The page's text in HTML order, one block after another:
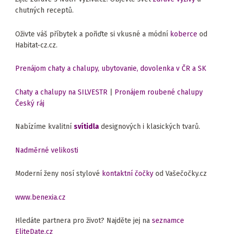
chutných receptů.
Oživte váš příbytek a pořiďte si vkusné a módní koberce od
Habitat-cz.cz.
Prenájom chaty a chalupy, ubytovanie, dovolenka v ČR a SK
Chaty a chalupy na SILVESTR
Pronájem roubené chalupy
Český ráj
Nabízíme kvalitní svítidla designových i klasických tvarů.
Nadměrné velikosti
Moderní ženy nosí stylové kontaktní čočky od Vašečočky.cz
www.benexia.cz
Hledáte partnera pro život? Najděte jej na seznamce
EliteDate.cz